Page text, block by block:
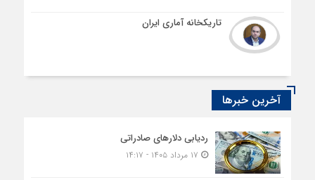
تاریکخانه آماری ایران
آخرین خبرها
ردیابی دلارهای صادراتی